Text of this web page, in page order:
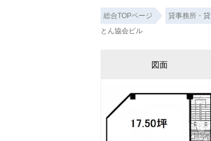
総合TOPページ 貸事務所・
とん協会ビル
図面